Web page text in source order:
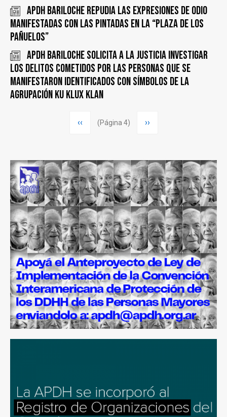
APDH Bariloche repudia las expresiones de odio
manifestadas con las pintadas en la “plaza de los
Pañuelos”
APDH Bariloche solicita a la justicia investigar
los delitos cometidos por las personas que se
manifestaron identificados con símbolos de la
agrupación Ku Klux Klan
Página
‹‹ (Página 4)
Siguiente
››